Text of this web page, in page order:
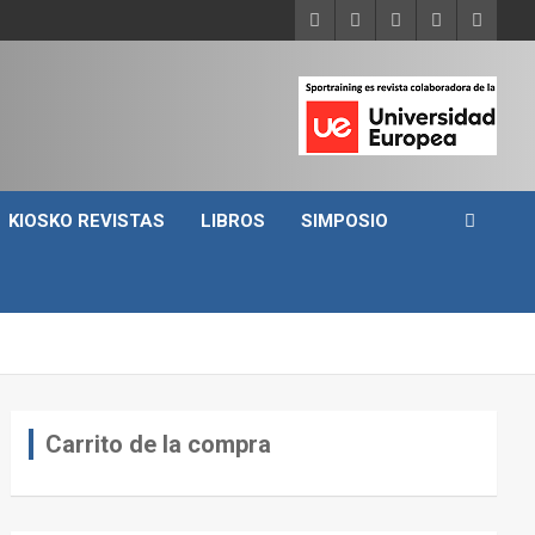
KIOSKO REVISTAS LIBROS SIMPOSIO
Carrito de la compra